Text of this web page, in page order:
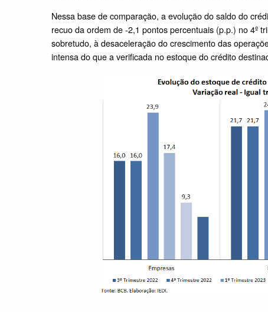
Nessa base de comparação, a evolução do saldo do
recuo da ordem de -2,1 pontos percentuais (p.p.) no 4º
sobretudo, à desaceleração do crescimento das
intensa do que a verificada no estoque do crédito